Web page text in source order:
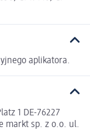
aplikatora.
1 DE-76227
markt sp. z o.o. ul.